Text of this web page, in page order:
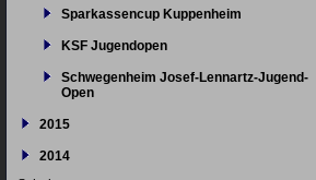
Sparkassencup Kuppenheim
KSF Jugendopen
Schwegenheim Josef-Lennartz-Jugend-
Open
2015
2014